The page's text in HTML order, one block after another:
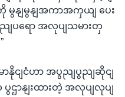
မွနျမွနျအကာအကှယျ ပေး
ညျပရော အလုပျသမားတှ
ာနိုငျငံဟာ အပွညျပွညျဆိုငျ
ပွဌာနျးထားတဲ့ အလုပျလုပျ